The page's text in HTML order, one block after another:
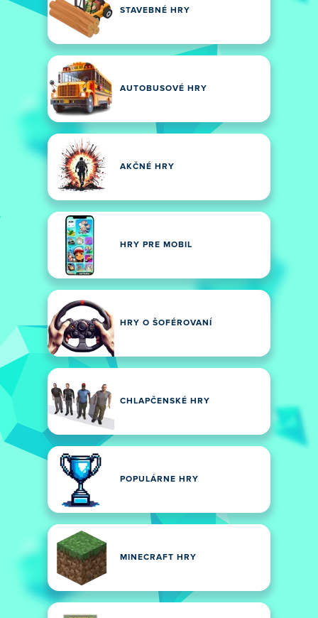
STAVEBNÉ HRY
AUTOBUSOVÉ HRY
AKČNÉ HRY
HRY PRE MOBIL
HRY O ŠOFÉROVANÍ
CHLAPČENSKÉ HRY
POPULÁRNE HRY
MINECRAFT HRY